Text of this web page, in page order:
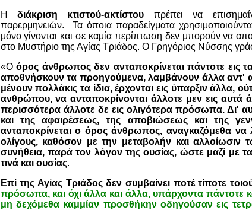
Η
διάκριση κτιστού-ακτίστου
πρέπει να
παρερμηνειών.
Τα όποια παραδείγματα
μόνο γίνονται και σε καμία περίπτωση δεν μπορούν να
στο Μυστήριο της Αγίας Τριάδος. Ο Γρηγόριος Νύσσης
«Οόρος άνθρωπος δεν ανταποκρίνεται πάντοτε εις
αποθνήσκουν τα προηγούμενα, λαμβάνουν άλλα αντ'
μένουν πολλάκις τα ίδια, έρχονται εις ύπαρξιν άλλα,
ανθρώπου, να ανταποκρίνονται άλλοτε μεν εις αυτά
περισσότερα άλλοτε δε εις ολιγότερα πρόσωπα. Δι'
και της αφαιρέσεως, της αποβιώσεως και της
ανταποκρίνεται ο όρος άνθρωπος, αναγκαζόμεθα
ολίγους, καθόσον με την μεταβολήν και
συνήθεια, παρά τον λόγον της ουσίας, ώστε μαζί
τινά και ουσίας.
Επί της Αγίας Τριάδος δεν συμβαίνει ποτέ τίποτε
πρόσωπα, και όχι άλλα και άλλα, υπάρχοντα πάντοτε
μη δεχόμεθα καμμίαν προσθήκην οδηγούσαν εις